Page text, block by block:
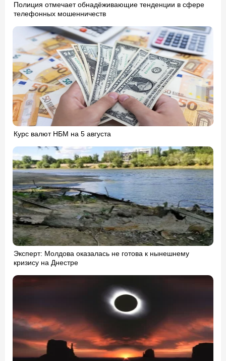
Полиция отмечает обнадёживающие тенденции в сфере
телефонных мошенничеств
Курс валют НБМ на 5 августа
Эксперт: Молдова оказалась не готова к нынешнему
кризису на Днестре